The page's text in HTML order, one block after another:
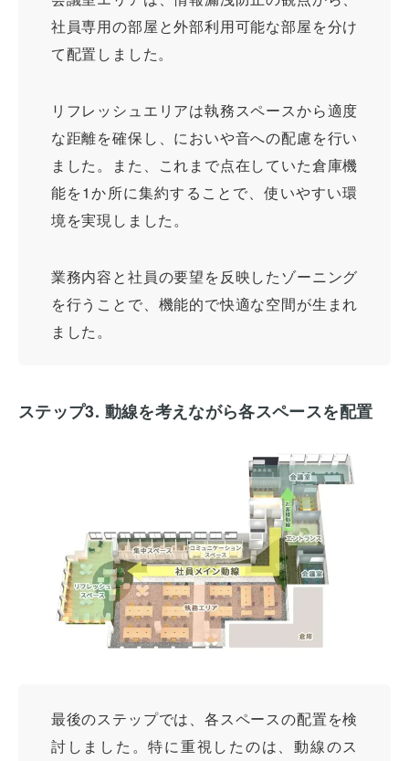
社員専用の部屋と外部利用可能な部屋を分け
て配置しました。
リフレッシュエリアは執務スペースから適度
な距離を確保し、においや音への配慮を行い
ました。また、これまで点在していた倉庫機
能を1か所に集約することで、使いやすい環
境を実現しました。
業務内容と社員の要望を反映したゾーニング
を行うことで、機能的で快適な空間が生まれ
ました。
ステップ3. 動線を考えながら各スペースを配置
最後のステップでは、各スペースの配置を検
討しました。特に重視したのは、動線のス